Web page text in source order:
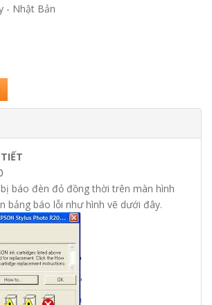
- Nhật Bản
báo đèn đỏ đồng thời trên màn hình
bảng báo lỗi như hình vẽ dưới đây.